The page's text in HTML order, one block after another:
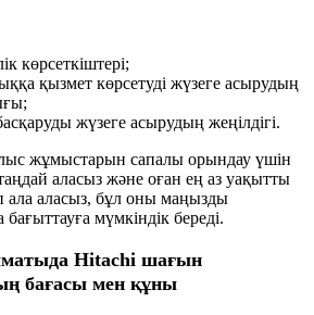
көрсеткіштері;
қызмет көрсетуді жүзеге асырудың
жүзеге асырудың жеңілдігі.
жұмыстарын сапалы орындау үшін
аласыз және оған ең аз уақытты
аласыз, бұл оны маңызды
бағыттауға мүмкіндік береді.
Hitachi шағын
бағасы мен құны